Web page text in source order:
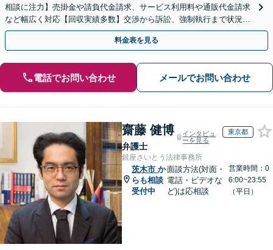
相談に注力】売掛金や請負代金請求、サービス利用料や通販代金請求
など幅広く対応【回収実績多数】交渉から訴訟、強制執行まで状況に
応じて的確に対応します
料金表を見る
電話でお問い合わせ メールでお問い合わせ
齋藤 健博
弁護士
インタビュ
ーを見る
東京都
銀座さいとう法律事務所
茨木市 か
らも相談
受付中
面談方法(対面・
電話・ビデオな
ど)は応相談
営業時間：0
6:00~23:55
（平日）